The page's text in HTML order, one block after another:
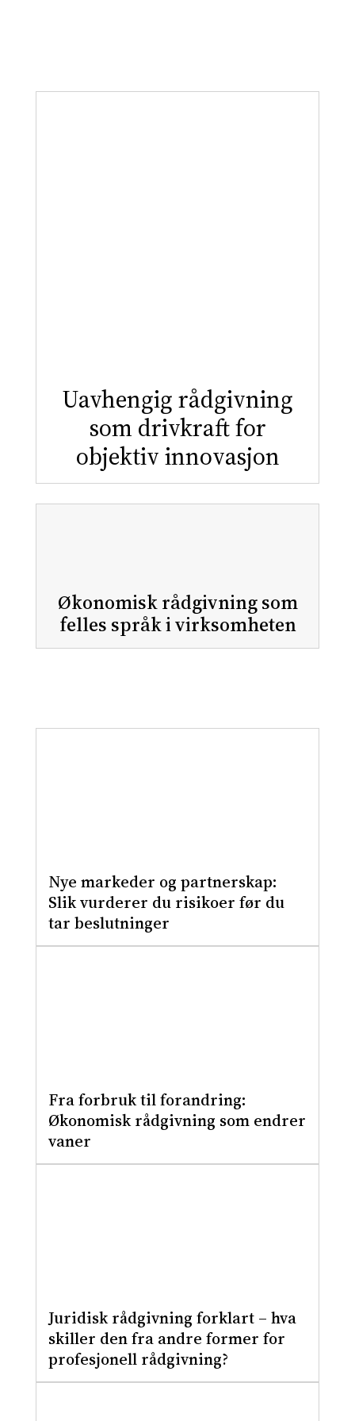
Uavhengig rådgivning
som drivkraft for
objektiv innovasjon
Økonomisk rådgivning som
felles språk i virksomheten
Nye markeder og partnerskap:
Slik vurderer du risikoer før du
tar beslutninger
Fra forbruk til forandring:
Økonomisk rådgivning som endrer
vaner
Juridisk rådgivning forklart – hva
skiller den fra andre former for
profesjonell rådgivning?